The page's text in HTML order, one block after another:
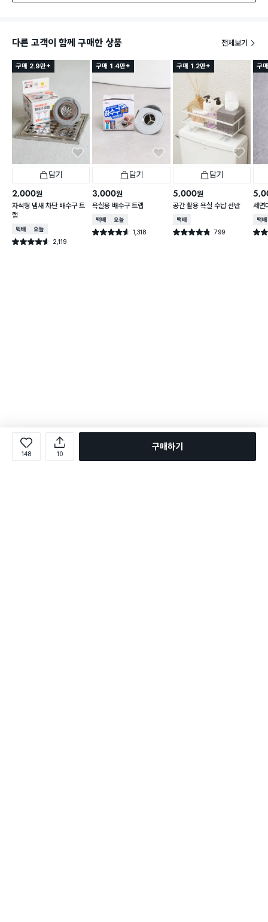
다른 고객이 함께 구매한 상품 전체보기
구매 2.9만+
담기
2,000원
자석형 냄새 차단 배수구 트
랩
택배배송오늘배송
별점 4.6점 2,119
건 작성
구매 1.4만+
담기
3,000원
욕실용 배수구 트랩
택배배송오늘배송
별점 4.6점 1,318
건 작성
구매 1.2만+
담기
5,000원
공간 활용 욕실 수납 선반
택배배송
별점 4.8점 799
건 작성
구
세면
택배
별점
148 10
구매하기